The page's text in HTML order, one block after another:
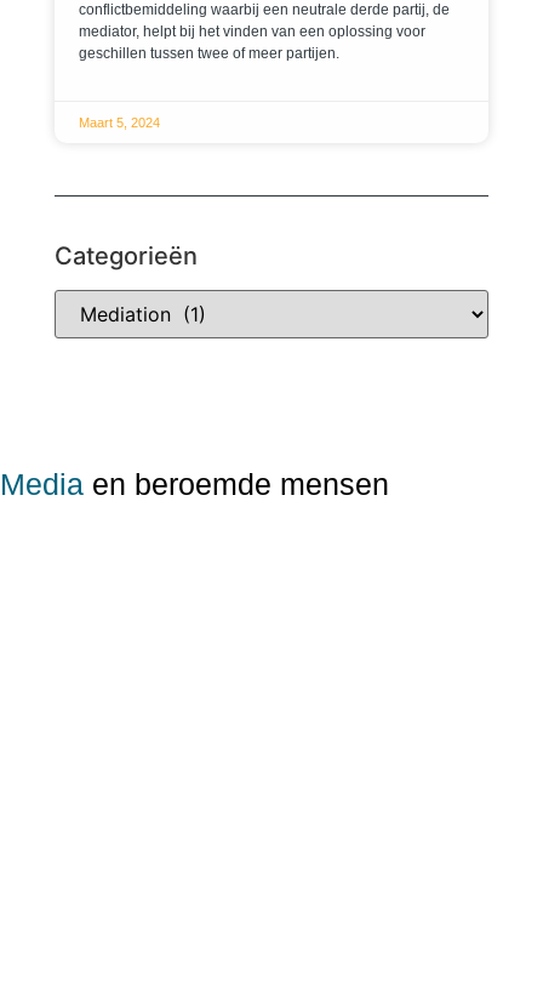
Categorieën
conflictbemiddeling waarbij een neutrale derde partij, de
mediator, helpt bij het vinden van een oplossing voor
geschillen tussen twee of meer partijen.
Maart 5, 2024
Media en beroemde mensen